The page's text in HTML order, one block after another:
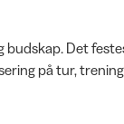
budskap. Det
på tur,